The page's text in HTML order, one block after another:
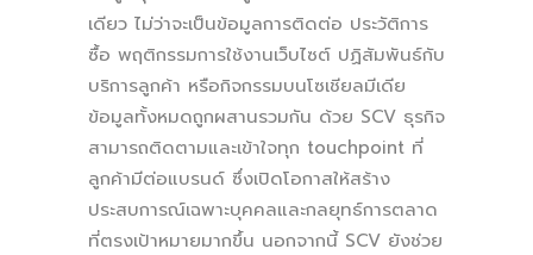
เดียว ไม่ว่าจะเป็นข้อมูลการติดต่อ ประวัติการ
ซื้อ พฤติกรรมการใช้งานเว็บไซต์ ปฏิสัมพันธ์กับ
บริการลูกค้า หรือกิจกรรมบนโซเชียลมีเดีย
ข้อมูลทั้งหมดถูกผสานรวมกัน ด้วย SCV ธุรกิจ
สามารถติดตามและเข้าใจทุก touchpoint ที่
ลูกค้ามีต่อแบรนด์ ซึ่งเปิดโอกาสให้สร้าง
ประสบการณ์เฉพาะบุคคลและกลยุทธ์การตลาด
ที่ตรงเป้าหมายมากขึ้น นอกจากนี้ SCV ยังช่วย